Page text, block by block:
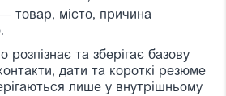
— товар, місто, причина
розпізнає та зберігає базову
дати та короткі резюме
лише у внутрішньому